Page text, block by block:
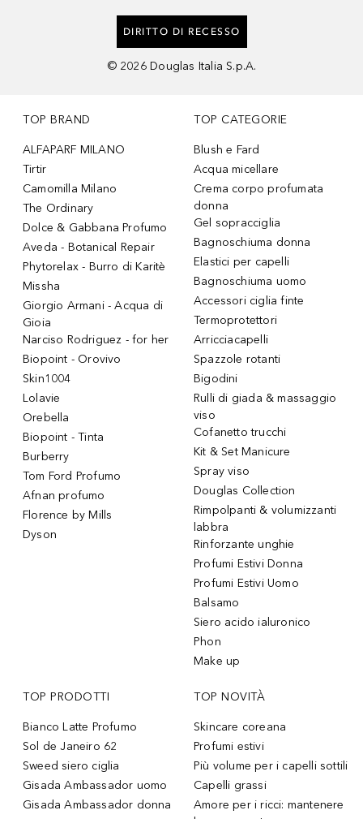
DIRITTO DI RECESSO
© 2026 Douglas Italia S.p.A.
TOP BRAND
ALFAPARF MILANO
Tirtir
Camomilla Milano
The Ordinary
Dolce & Gabbana Profumo
Aveda - Botanical Repair
Phytorelax - Burro di Karitè
Missha
Giorgio Armani - Acqua di
Gioia
Narciso Rodriguez - for her
Biopoint - Orovivo
Skin1004
Lolavie
Orebella
Biopoint - Tinta
Burberry
Tom Ford Profumo
Afnan profumo
Florence by Mills
Dyson
TOP CATEGORIE
Blush e Fard
Acqua micellare
Crema corpo profumata
donna
Gel sopracciglia
Bagnoschiuma donna
Elastici per capelli
Bagnoschiuma uomo
Accessori ciglia finte
Termoprotettori
Arricciacapelli
Spazzole rotanti
Bigodini
Rulli di giada & massaggio
viso
Cofanetto trucchi
Kit & Set Manicure
Spray viso
Douglas Collection
Rimpolpanti & volumizzanti
labbra
Rinforzante unghie
Profumi Estivi Donna
Profumi Estivi Uomo
Balsamo
Siero acido ialuronico
Phon
Make up
TOP PRODOTTI
Bianco Latte Profumo
Sol de Janeiro 62
Sweed siero ciglia
Gisada Ambassador uomo
Gisada Ambassador donna
TOP NOVITÀ
Skincare coreana
Profumi estivi
Più volume per i capelli sottili
Capelli grassi
Amore per i ricci: mantenere